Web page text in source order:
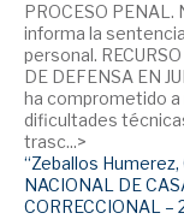
PROCESO PENAL.
informa la
personal.
DE DEFENSA EN
ha comprometido a
dificultades
trasc...>
“Zeballos
NACIONAL DE
CORRECCIONAL